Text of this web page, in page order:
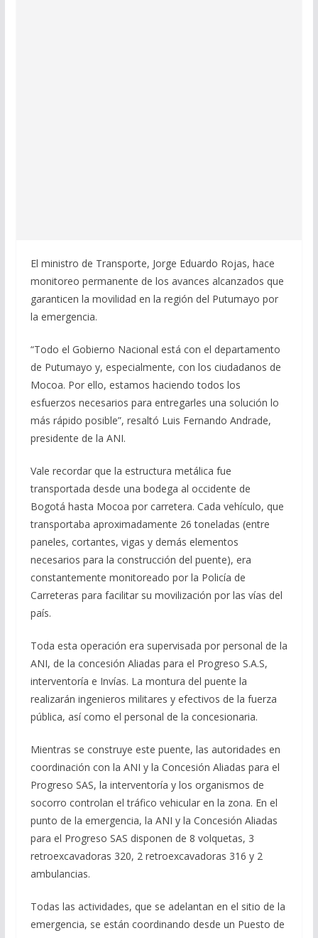
El ministro de Transporte, Jorge Eduardo Rojas, hace
monitoreo permanente de los avances alcanzados que
garanticen la movilidad en la región del Putumayo por
la emergencia.
“Todo el Gobierno Nacional está con el departamento
de Putumayo y, especialmente, con los ciudadanos de
Mocoa. Por ello, estamos haciendo todos los
esfuerzos necesarios para entregarles una solución lo
más rápido posible”, resaltó Luis Fernando Andrade,
presidente de la ANI.
Vale recordar que la estructura metálica fue
transportada desde una bodega al occidente de
Bogotá hasta Mocoa por carretera. Cada vehículo, que
transportaba aproximadamente 26 toneladas (entre
paneles, cortantes, vigas y demás elementos
necesarios para la construcción del puente), era
constantemente monitoreado por la Policía de
Carreteras para facilitar su movilización por las vías del
país.
Toda esta operación era supervisada por personal de la
ANI, de la concesión Aliadas para el Progreso S.A.S,
interventoría e Invías. La montura del puente la
realizarán ingenieros militares y efectivos de la fuerza
pública, así como el personal de la concesionaria.
Mientras se construye este puente, las autoridades en
coordinación con la ANI y la Concesión Aliadas para el
Progreso SAS, la interventoría y los organismos de
socorro controlan el tráfico vehicular en la zona. En el
punto de la emergencia, la ANI y la Concesión Aliadas
para el Progreso SAS disponen de 8 volquetas, 3
retroexcavadoras 320, 2 retroexcavadoras 316 y 2
ambulancias.
Todas las actividades, que se adelantan en el sitio de la
emergencia, se están coordinando desde un Puesto de